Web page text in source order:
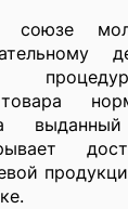
выданный